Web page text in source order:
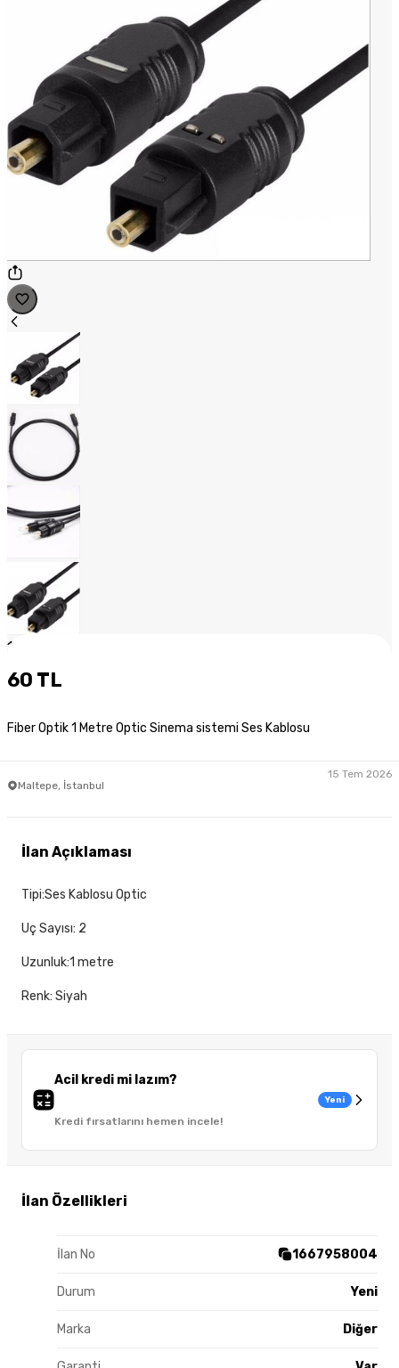
1
60 TL
Fiber Optik 1 Metre Optic Sinema sistemi Ses Kablosu
Maltepe, İstanbul
15 Tem 2026
Acil kredi mi lazım?
Kredi fırsatlarını hemen incele!
Yeni
İlan Özellikleri
İlan No 1667958004
Durum Yeni
Marka Diğer
İlan Açıklaması
Tipi:Ses Kablosu Optic
Uç Sayısı: 2
Uzunluk:1 metre
Renk: Siyah